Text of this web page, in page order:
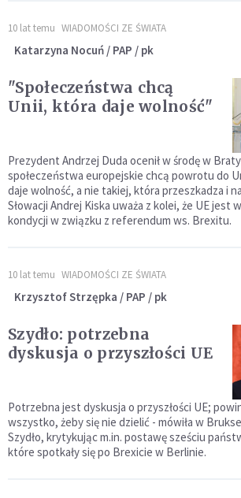
10 lat temu WIADOMOŚCI ZE ŚWIATA
Katarzyna Nocuń / PAP / pk
"Społeczeństwa chcą
Unii, która daje wolność"
Prezydent Andrzej Duda ocenił w środę w
społeczeństwa europejskie chcą powrotu do
daje wolność, a nie takiej, która przeszkadza i
Słowacji Andrej Kiska uważa z kolei, że UE jest
kondycji w związku z referendum ws. Brexitu.
10 lat temu WIADOMOŚCI ZE ŚWIATA
Krzysztof Strzępka / PAP / pk
Szydło: potrzebna
dyskusja o przyszłości UE
Potrzebna jest dyskusja o przyszłości UE;
wszystko, żeby się nie dzielić - mówiła w
Szydło, krytykując m.in. postawę sześciu
które spotkały się po Brexicie w Berlinie.